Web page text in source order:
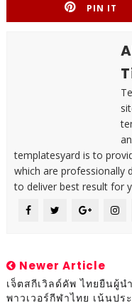
PIN IT
templatesyard is to
which are professionally
to deliver best result for
Newer Article
เจ็ตสกีเวิลด์คัพ ไทยยืนผู้
พาวเวอร์กีฬาไทย เน้นป